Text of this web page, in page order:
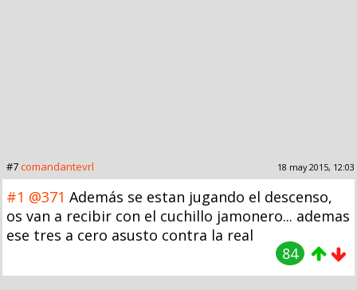
#7comandantevrl 18 may 2015, 12:03
#1 @371 Además se estan jugando el descenso,
os van a recibir con el cuchillo jamonero... ademas
ese tres a cero asusto contra la real
84